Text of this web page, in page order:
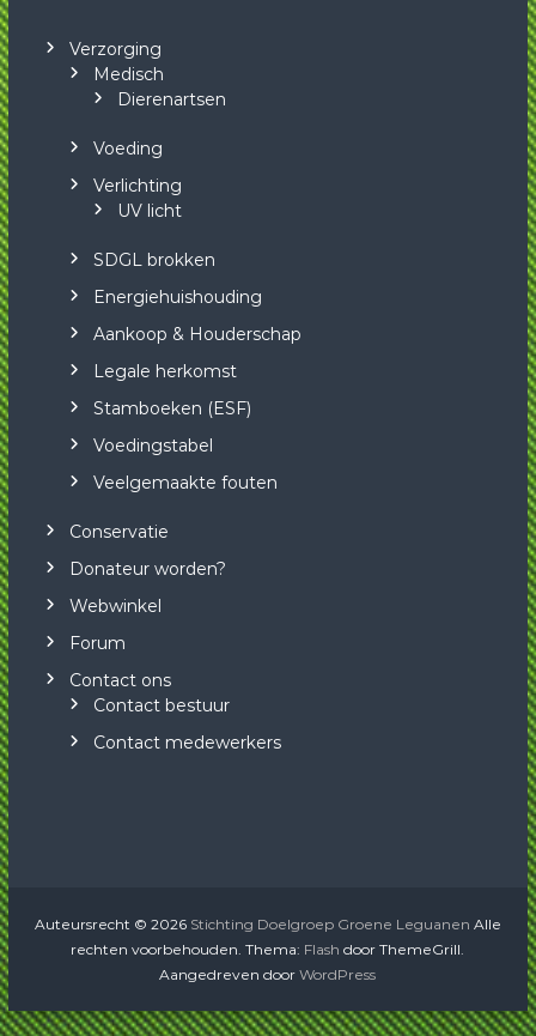
Verzorging
Medisch
Dierenartsen
Voeding
Verlichting
UV licht
SDGL brokken
Energiehuishouding
Aankoop & Houderschap
Legale herkomst
Stamboeken (ESF)
Voedingstabel
Veelgemaakte fouten
Conservatie
Donateur worden?
Webwinkel
Forum
Contact ons
Contact bestuur
Contact medewerkers
Auteursrecht © 2026 Stichting Doelgroep Groene Leguanen Alle
rechten voorbehouden. Thema: Flash door ThemeGrill.
Aangedreven doorWordPress